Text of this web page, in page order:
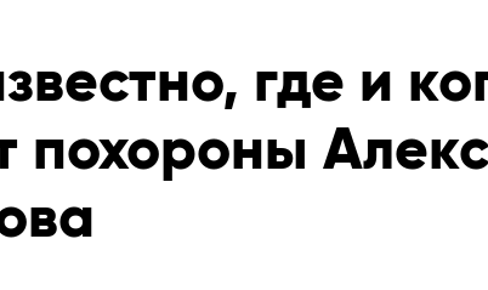
где и
похороны